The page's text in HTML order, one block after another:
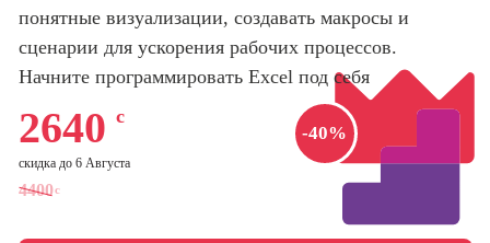
Школа психологии
Школа бизнеса и
Фотошкола
Профессия
Интернет-
маркетолог
Профессия
Менеджер по
маркетингу в
понятные визуализации, создавать макросы и
сценарии для ускорения рабочих процессов.
Начните программировать Excel под себя
-40%
4400с
2640 с
скидка до 6 Августа